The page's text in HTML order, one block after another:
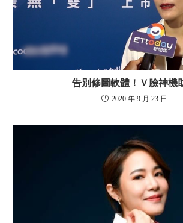
告別修圖軟體！Ｖ臉神機
2020 年 9 月 23 日